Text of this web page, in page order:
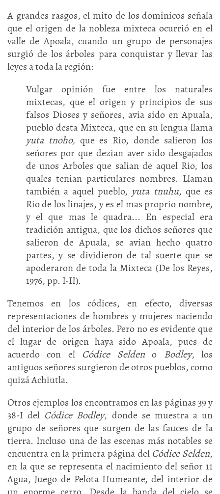
A grandes rasgos, el mito de los dominicos señala
que el origen de la nobleza mixteca ocurrió en el
valle de Apoala, cuando un grupo de personajes
surgió de los árboles para conquistar y llevar las
leyes a toda la región:
Vulgar opinión fue entre los naturales
mixtecas, que el origen y principios de sus
falsos Dioses y señores, avia sido en Apuala,
pueblo desta Mixteca, que en su lengua llama
yuta tnoho, que es Rio, donde salieron los
señores por que dezian aver sido desgajados
de unos Arboles que salian de aquel Rio, los
quales tenian particulares nombres. Llaman
también a aquel pueblo, yuta tnuhu, que es
Rio de los linajes, y es el mas proprio nombre,
y el que mas le quadra... En especial era
tradición antigua, que los dichos señores que
salieron de Apuala, se avian hecho quatro
partes, y se dividieron de tal suerte que se
apoderaron de toda la Mixteca (De los Reyes,
1976, pp. I-II).
Tenemos en los códices, en efecto, diversas
representaciones de hombres y mujeres naciendo
del interior de los árboles. Pero no es evidente que
el lugar de origen haya sido Apoala, pues de
acuerdo con el Códice Seldeno Bodley, los
antiguos señores surgieron de otros pueblos, como
quizá Achiutla.
Otros ejemplos los encontramos en las páginas 39 y
38-I del Códice Bodley, donde se muestra a un
grupo de señores que surgen de las fauces de la
tierra. Incluso una de las escenas más notables se
encuentra en la primera página del Códice Selden,
en la que se representa el nacimiento del señor 11
Agua, Juego de Pelota Humeante, del interior de